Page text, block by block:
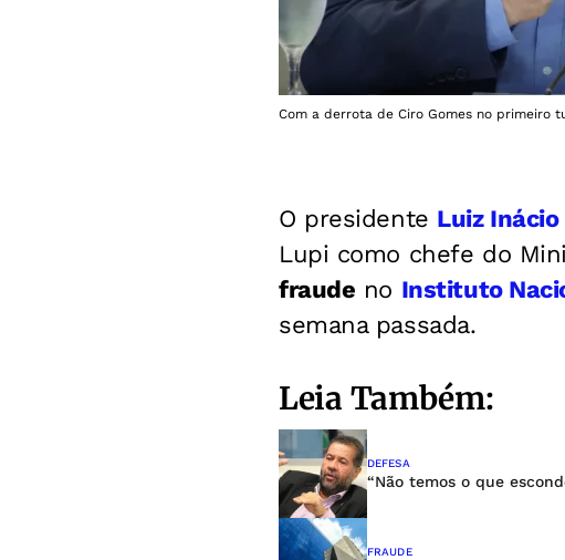
Com a derrota de Ciro Gomes no primeiro
O presidente Luiz
Lupi como chefe do
fraude no Instituto
semana passada.
Leia Também:
DEFESA
“Não temos o que
FRAUDE